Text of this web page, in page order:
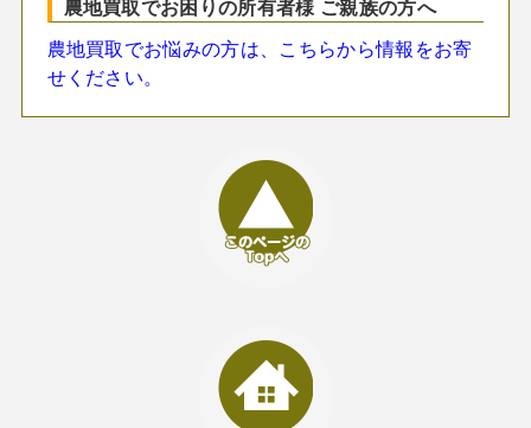
農地買取でお困りの所有者様 ご親族の方へ
農地買取でお悩みの方は、こちらから情報をお寄
せください。